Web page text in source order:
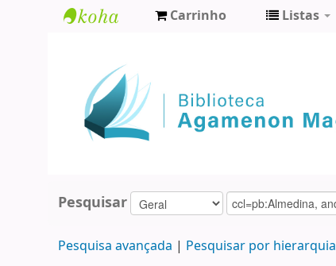
Agamenon
Magalhães
Carrinho Listas
Pesquisar
Pesquisa avançada Pesquisar por hierarquia